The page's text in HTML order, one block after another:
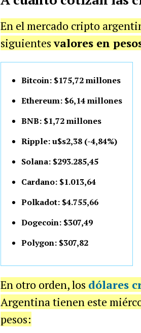
En el mercado cripto
siguientesvalores en
Bitcoin: $175,72 millones
Ethereum: $6,14 millones
BNB: $1,72 millones
Ripple: u$s2,38 (-4,84%)
Solana: $293.285,45
Cardano: $1.013,64
Polkadot: $4.755,66
Dogecoin: $307,49
Polygon: $307,82
En otro orden, los dólares
Argentina tienen este
pesos: